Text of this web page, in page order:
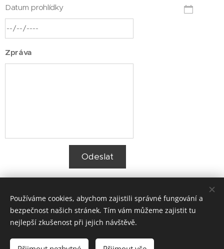
Datum prohlídky
Zpráva
Odeslat
Churáček reality s.r.o. IČO: 080 16 011
© 2018 Adam Churáček, Gabriela Zimová
Používáme cookies, abychom zajistili správné fungování a
bezpečnost našich stránek. Tím vám můžeme zajistit tu
nejlepší zkušenost při jejich návštěvě.